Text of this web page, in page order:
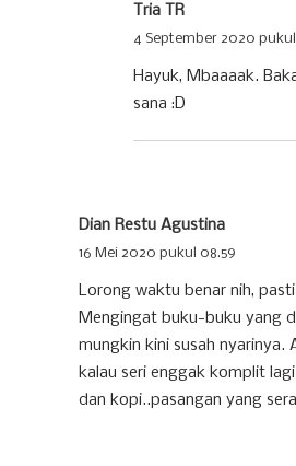
Tria TR
4 September 2020
Hayuk, Mbaaaak.
sana :D
Dian Restu Agustina
16 Mei 2020 pukul 08.59
Lorong waktu benar nih,
Mengingat buku-buku yang
mungkin kini susah nyarinya.
kalau seri enggak komplit
dan kopi..pasangan yang